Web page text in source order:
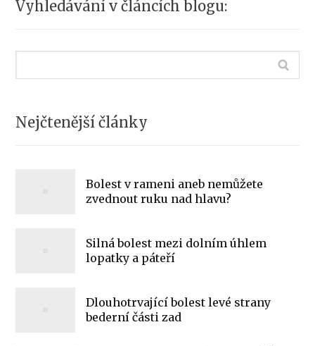
Vyhledávání v článcích blogu:
Nejčtenější články
Bolest v rameni aneb nemůžete
zvednout ruku nad hlavu?
Silná bolest mezi dolním úhlem
lopatky a páteří
Dlouhotrvající bolest levé strany
bederní části zad